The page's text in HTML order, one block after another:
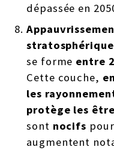
dépassée en
se forme entre
Cette couche,
les
protège les
sont nocifs
augmentent